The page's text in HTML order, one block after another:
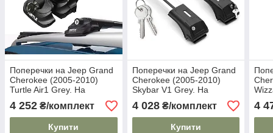
Поперечки на Jeep Grand
Cherokee (2005-2010)
Turtle Air1 Grey. На
стандартні рейлінги.
Замок на ключах. Сірі
4 252 ₴/комплект
Купити
Поперечки на Jeep Grand
Cherokee (2005-2010)
Skybar V1 Grey. На
стандартні рейлінги.
Замок на ключах. Сірі
4 028₴/комплект
Купити
4